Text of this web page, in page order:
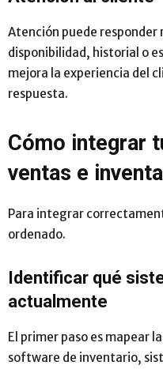
Atención puede responder
disponibilidad, historial o
mejora la experiencia del
respuesta.
Cómo integrar
ventas e
Para integrar
ordenado.
Identificar qué
actualmente
El primer paso es mapear
software de inventario,